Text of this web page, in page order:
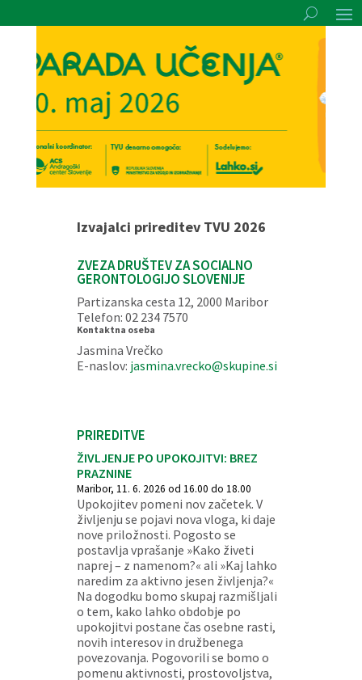
Izvajalci prireditev TVU 2026
ZVEZA DRUŠTEV ZA SOCIALNO
GERONTOLOGIJO SLOVENIJE
Partizanska cesta 12, 2000 Maribor
Telefon: 02 234 7570
Kontaktna oseba
Jasmina Vrečko
E-naslov: jasmina.vrecko@skupine.si
PRIREDITVE
ŽIVLJENJE PO UPOKOJITVI: BREZ
PRAZNINE
Maribor, 11. 6. 2026 od 16.00 do 18.00
Upokojitev pomeni nov začetek. V
življenju se pojavi nova vloga, ki daje
nove priložnosti. Pogosto se
postavlja vprašanje »Kako živeti
naprej – z namenom?« ali »Kaj lahko
naredim za aktivno jesen življenja?«
Na dogodku bomo skupaj razmišljali
o tem, kako lahko obdobje po
upokojitvi postane čas osebne rasti,
novih interesov in družbenega
povezovanja. Pogovorili se bomo o
pomenu aktivnosti, prostovoljstva,